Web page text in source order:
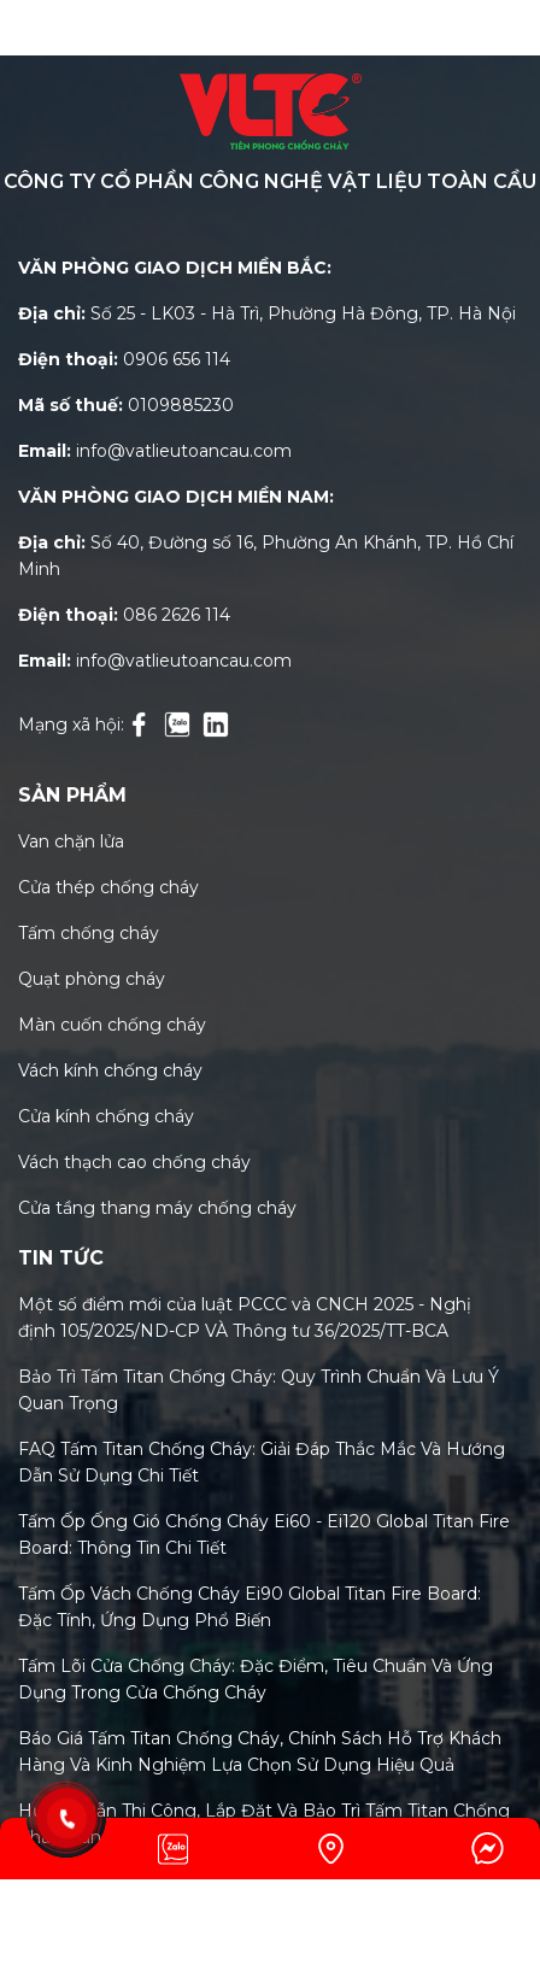
CÔNG TY CỔ PHẦN CÔNG NGHỆ VẬT LIỆU TOÀN CẦU
VĂN PHÒNG GIAO DỊCH MIỀN BẮC:
Địa chỉ: Số 25 - LK03 - Hà Trì, Phường Hà Đông, TP. Hà Nội
Điện thoại: 0906 656 114
Mã số thuế: 0109885230
Email: info@vatlieutoancau.com
VĂN PHÒNG GIAO DỊCH MIỀN NAM:
Địa chỉ: Số 40, Đường số 16, Phường An Khánh, TP. Hồ Chí
Minh
Điện thoại: 086 2626 114
Email: info@vatlieutoancau.com
Mạng xã hội:
SẢN PHẨM
Van chặn lửa
Cửa thép chống cháy
Tấm chống cháy
Quạt phòng cháy
Màn cuốn chống cháy
Vách kính chống cháy
Cửa kính chống cháy
Vách thạch cao chống cháy
Cửa tầng thang máy chống cháy
TIN TỨC
Một số điểm mới của luật PCCC và CNCH 2025 - Nghị
định 105/2025/ND-CP VÀ Thông tư 36/2025/TT-BCA
Bảo Trì Tấm Titan Chống Cháy: Quy Trình Chuẩn Và Lưu Ý
Quan Trọng
FAQ Tấm Titan Chống Cháy: Giải Đáp Thắc Mắc Và Hướng
Dẫn Sử Dụng Chi Tiết
Tấm Ốp Ống Gió Chống Cháy Ei60 - Ei120 Global Titan Fire
Board: Thông Tin Chi Tiết
Tấm Ốp Vách Chống Cháy Ei90 Global Titan Fire Board:
Đặc Tính, Ứng Dụng Phổ Biến
Tấm Lõi Cửa Chống Cháy: Đặc Điểm, Tiêu Chuẩn Và Ứng
Dụng Trong Cửa Chống Cháy
Báo Giá Tấm Titan Chống Cháy, Chính Sách Hỗ Trợ Khách
Hàng Và Kinh Nghiệm Lựa Chọn Sử Dụng Hiệu Quả
Hướng Dẫn Thi Công, Lắp Đặt Và Bảo Trì Tấm Titan Chống
Cháy Đúng Kỹ Thuật
Tiêu Chuẩn Tấm Titan Chống Cháy Và Xu Hướng Kiểm
CHÍNH SÁCH